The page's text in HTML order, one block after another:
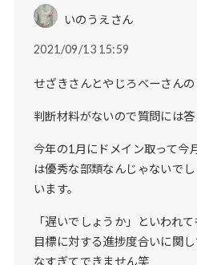
いのうえさん
2021/09/13 15:59
せざきさんとやじろべーさんの
判断材料がないので質問には
今年の1月にドメイン取って今
は優秀な部類なんじゃないで
います。
「遅いでしょうか」といわれ
目標に対する進捗度合いに関
なすぎてできません笑